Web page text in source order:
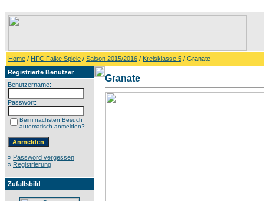
Home / HFC Falke Spiele / Saison 2015/2016 / Kreisklasse 5 / Granate
Registrierte Benutzer
Benutzername:
Passwort:
Beim nächsten Besuch
automatisch anmelden?
» Password vergessen
» Registrierung
Zufallsbild
Granate